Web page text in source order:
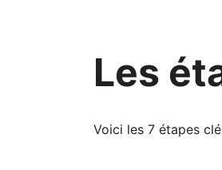
Les
Voici les 7 étapes